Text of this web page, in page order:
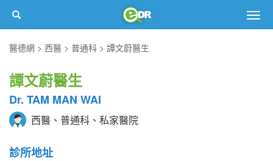
醫德網
西醫 普通科 譚文蔚醫生
譚文蔚醫生
Dr. TAM MAN WAI
西醫、普通科、私家醫院
診所地址